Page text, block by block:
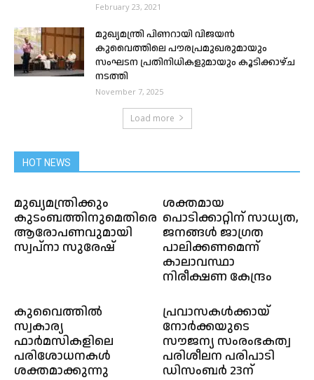
February 23, 2021
മുഖ്യമന്ത്രി പിണറായി വിജയൻ
കുവൈത്തിലെ പൗരപ്രമുഖരുമായും
സംഘടന പ്രതിനിധികളുമായും കൂടിക്കാഴ്ച
നടത്തി
November 7, 2025
Load more
HOT NEWS
മുഖ്യമന്ത്രിക്കും
കുടംബത്തിനുമെതിരെ
ആരോപണവുമായി
സ്വപ്‌നാ സുരേഷ്
ശക്തമായ
പൊടിക്കാറ്റിന് സാധ്യത,
ജനങ്ങൾ ജാഗ്രത
പാലിക്കണമെന്ന്
കാലാവസ്ഥാ
നിരീക്ഷണ കേന്ദ്രം
കുവൈത്തിൽ
സ്വകാര്യ
ഫാർമസികളിലെ
പരിശോധനകൾ
ശക്തമാക്കുന്നു
പ്രവാസകള്‍ക്കായ്
നോർക്കയുടെ
സൗജന്യ സംരംഭകത്വ
പരിശീലന പരിപാടി
ഡിസംബര്‍ 23ന്